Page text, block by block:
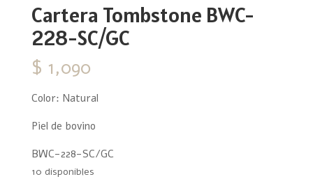
Cartera Tombstone BWC-
228-SC/GC
$ 1,090
Color: Natural
Piel de bovino
BWC-228-SC/GC
10 disponibles